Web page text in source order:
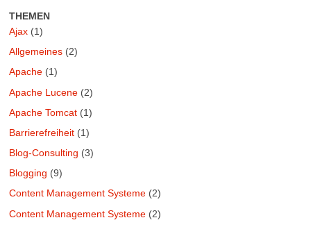
THEMEN
Ajax (1)
Allgemeines (2)
Apache (1)
Apache Lucene (2)
Apache Tomcat (1)
Barrierefreiheit (1)
Blog-Consulting (3)
Blogging (9)
Content Management Systeme (2)
Content Management Systeme (2)